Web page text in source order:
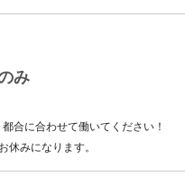
み
合に合わせて働いてください！
休みになります。